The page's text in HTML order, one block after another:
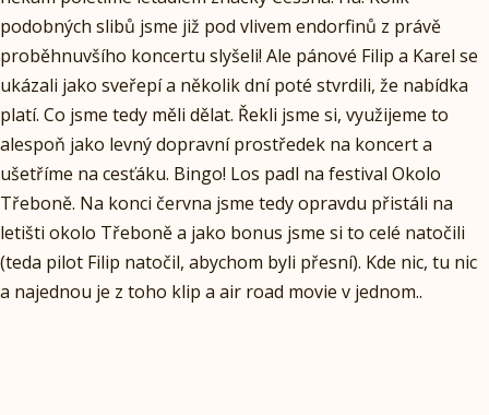
podobných slibů jsme již pod vlivem endorfinů z právě
proběhnuvšího koncertu slyšeli! Ale pánové Filip a Karel se
ukázali jako sveřepí a několik dní poté stvrdili, že nabídka
platí. Co jsme tedy měli dělat. Řekli jsme si, využijeme to
alespoň jako levný dopravní prostředek na koncert a
ušetříme na cesťáku. Bingo! Los padl na festival Okolo
Třeboně. Na konci června jsme tedy opravdu přistáli na
letišti okolo Třeboně a jako bonus jsme si to celé natočili
(teda pilot Filip natočil, abychom byli přesní). Kde nic, tu nic
a najednou je z toho klip a air road movie v jednom..